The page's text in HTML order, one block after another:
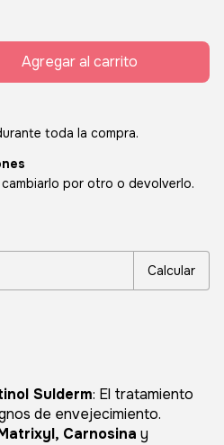
toda la compra.
por otro o devolverlo.
Calcular
Sulderm: El tratamiento
de envejecimiento.
Carnosina y